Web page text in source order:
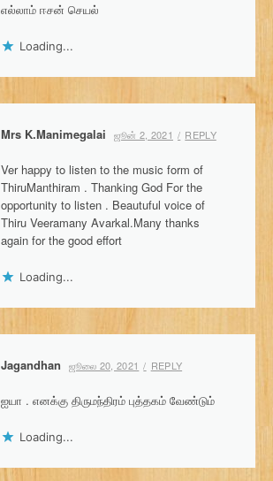
எல்லாம் ஈசன் செயல்
Loading...
Mrs K.Manimegalai ஜூன் 2, 2021 REPLY
Ver happy to listen to the music form of
ThiruManthiram . Thanking God For the
opportunity to listen . Beautuful voice of
Thiru Veeramany Avarkal.Many thanks
again for the good effort
Loading...
Jagandhan ஜூலை 20, 2021 REPLY
ஐயா . எனக்கு திருமந்திரம் புத்தகம் வேண்டும்
Loading...